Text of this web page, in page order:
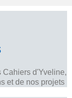
Cahiers d'Yveline,
et de nos projets